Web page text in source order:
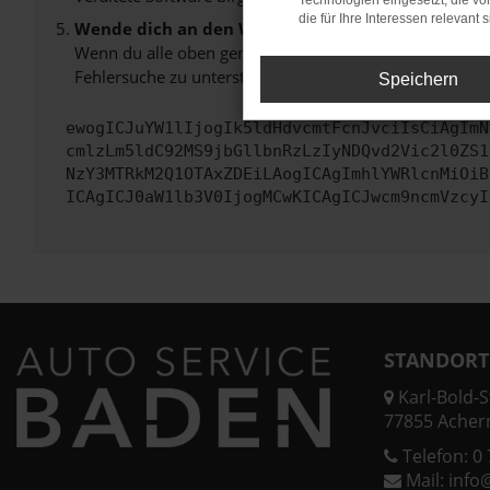
Wende dich an den Webseitenbetreiber.
Wenn du alle oben genannten Schritte versucht hast,
Fehlersuche zu unterstützen:
Karl-Bold-
77855
Telefon: 0
Mail:
die für Ihre Interessen relevant
Speichern